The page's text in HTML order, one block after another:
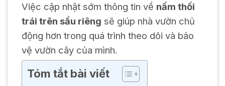
Việc cập nhật sớm thông tin về nấm thối
trái trên sầu riêng sẽ giúp nhà vườn chủ
động hơn trong quá trình theo dõi và bảo
vệ vườn cây của mình.
Tóm tắt bài viết